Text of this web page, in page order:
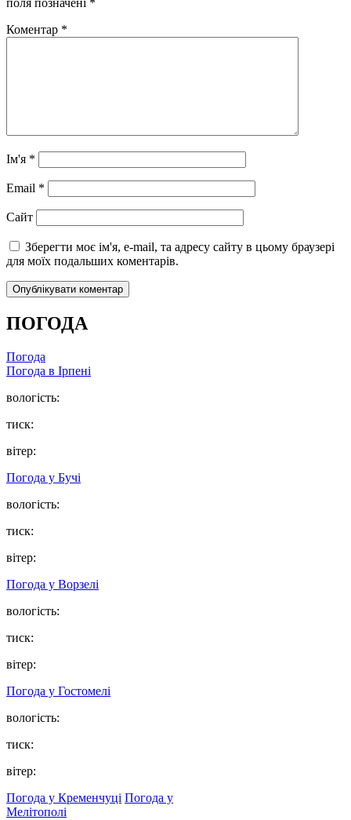
поля позначені *
Коментар *
Ім'я *
Email *
Сайт
Зберегти моє ім'я, e-mail, та адресу сайту в цьому браузері
для моїх подальших коментарів.
ПОГОДА
Погода
Погода в Ірпені
вологість:
тиск:
вітер:
Погода у Бучі
вологість:
тиск:
вітер:
Погода у Ворзелі
вологість:
тиск:
вітер:
Погода у Гостомелі
вологість:
тиск:
вітер:
Погода у Кременчуці Погода у
Мелітополі